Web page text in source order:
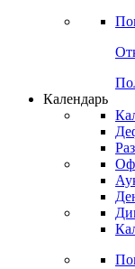
Календарь